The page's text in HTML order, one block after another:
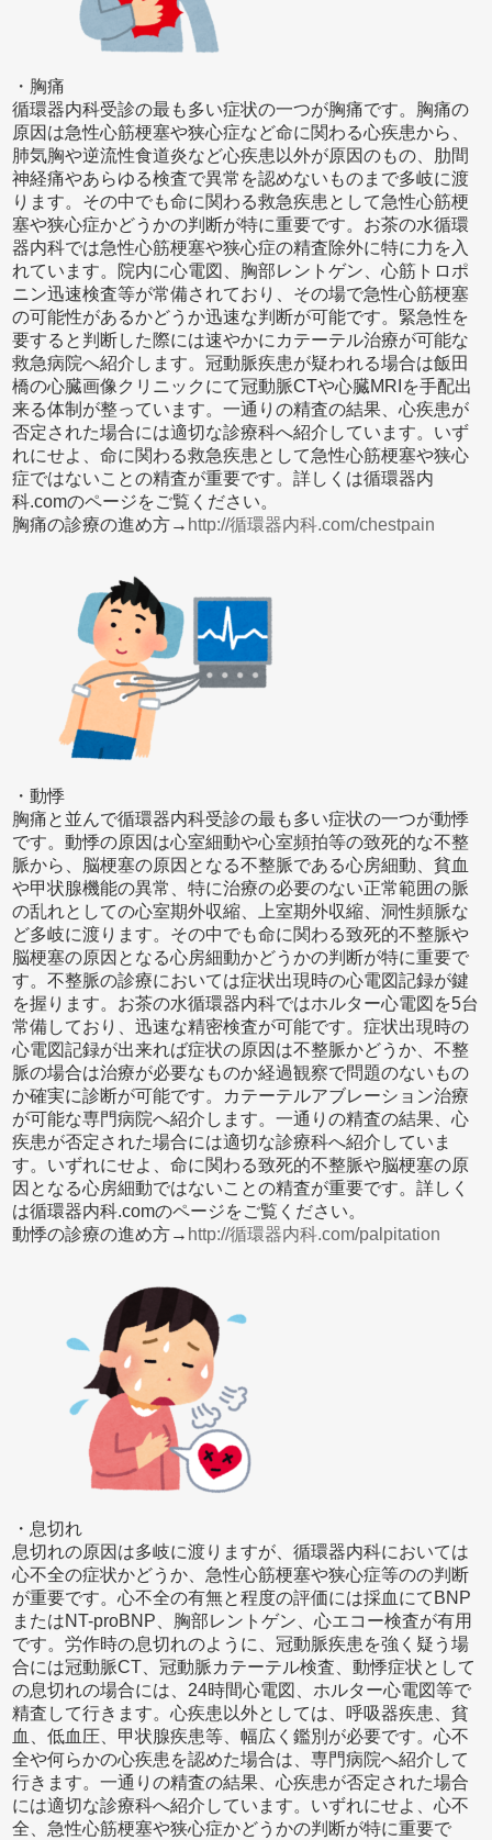
・胸痛
循環器内科受診の最も多い症状の一つが胸痛です。胸痛の
原因は急性心筋梗塞や狭心症など命に関わる心疾患から、
肺気胸や逆流性食道炎など心疾患以外が原因のもの、肋間
神経痛やあらゆる検査で異常を認めないものまで多岐に渡
ります。その中でも命に関わる救急疾患として急性心筋梗
塞や狭心症かどうかの判断が特に重要です。お茶の水循環
器内科では急性心筋梗塞や狭心症の精査除外に特に力を入
れています。院内に心電図、胸部レントゲン、心筋トロポ
ニン迅速検査等が常備されており、その場で急性心筋梗塞
の可能性があるかどうか迅速な判断が可能です。緊急性を
要すると判断した際には速やかにカテーテル治療が可能な
救急病院へ紹介します。冠動脈疾患が疑われる場合は飯田
橋の心臓画像クリニックにて冠動脈CTや心臓MRIを手配出
来る体制が整っています。一通りの精査の結果、心疾患が
否定された場合には適切な診療科へ紹介しています。いず
れにせよ、命に関わる救急疾患として急性心筋梗塞や狭心
症ではないことの精査が重要です。詳しくは循環器内
科.comのページをご覧ください。
胸痛の診療の進め方→ http://循環器内科.com/chestpain
・動悸
胸痛と並んで循環器内科受診の最も多い症状の一つが動悸
です。動悸の原因は心室細動や心室頻拍等の致死的な不整
脈から、脳梗塞の原因となる不整脈である心房細動、貧血
や甲状腺機能の異常、特に治療の必要のない正常範囲の脈
の乱れとしての心室期外収縮、上室期外収縮、洞性頻脈な
ど多岐に渡ります。その中でも命に関わる致死的不整脈や
脳梗塞の原因となる心房細動かどうかの判断が特に重要で
す。不整脈の診療においては症状出現時の心電図記録が鍵
を握ります。お茶の水循環器内科ではホルター心電図を5台
常備しており、迅速な精密検査が可能です。症状出現時の
心電図記録が出来れば症状の原因は不整脈かどうか、不整
脈の場合は治療が必要なものか経過観察で問題のないもの
か確実に診断が可能です。カテーテルアブレーション治療
が可能な専門病院へ紹介します。一通りの精査の結果、心
疾患が否定された場合には適切な診療科へ紹介していま
す。いずれにせよ、命に関わる致死的不整脈や脳梗塞の原
因となる心房細動ではないことの精査が重要です。詳しく
は循環器内科.comのページをご覧ください。
動悸の診療の進め方→ http://循環器内科.com/palpitation
・息切れ
息切れの原因は多岐に渡りますが、循環器内科においては
心不全の症状かどうか、急性心筋梗塞や狭心症等のの判断
が重要です。心不全の有無と程度の評価には採血にてBNP
またはNT-proBNP、胸部レントゲン、心エコー検査が有用
です。労作時の息切れのように、冠動脈疾患を強く疑う場
合には冠動脈CT、冠動脈カテーテル検査、動悸症状として
の息切れの場合には、24時間心電図、ホルター心電図等で
精査して行きます。心疾患以外としては、呼吸器疾患、貧
血、低血圧、甲状腺疾患等、幅広く鑑別が必要です。心不
全や何らかの心疾患を認めた場合は、専門病院へ紹介して
行きます。一通りの精査の結果、心疾患が否定された場合
には適切な診療科へ紹介しています。いずれにせよ、心不
全、急性心筋梗塞や狭心症かどうかの判断が特に重要で